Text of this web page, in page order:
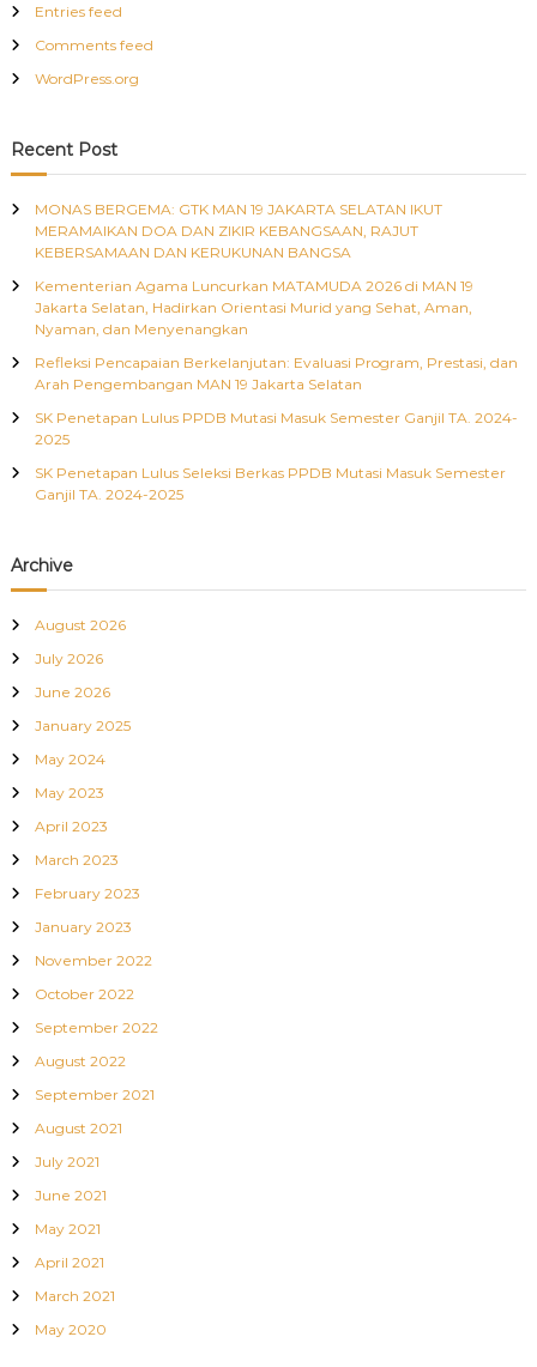
Entries feed
Comments feed
WordPress.org
Recent Post
MONAS BERGEMA: GTK MAN 19 JAKARTA SELATAN IKUT
MERAMAIKAN DOA DAN ZIKIR KEBANGSAAN, RAJUT
KEBERSAMAAN DAN KERUKUNAN BANGSA
Kementerian Agama Luncurkan MATAMUDA 2026 di MAN 19
Jakarta Selatan, Hadirkan Orientasi Murid yang Sehat, Aman,
Nyaman, dan Menyenangkan
Refleksi Pencapaian Berkelanjutan: Evaluasi Program, Prestasi, dan
Arah Pengembangan MAN 19 Jakarta Selatan
SK Penetapan Lulus PPDB Mutasi Masuk Semester Ganjil TA. 2024-
2025
SK Penetapan Lulus Seleksi Berkas PPDB Mutasi Masuk Semester
Ganjil TA. 2024-2025
Archive
August 2026
July 2026
June 2026
January 2025
May 2024
May 2023
April 2023
March 2023
February 2023
January 2023
November 2022
October 2022
September 2022
August 2022
September 2021
August 2021
July 2021
June 2021
May 2021
April 2021
March 2021
May 2020